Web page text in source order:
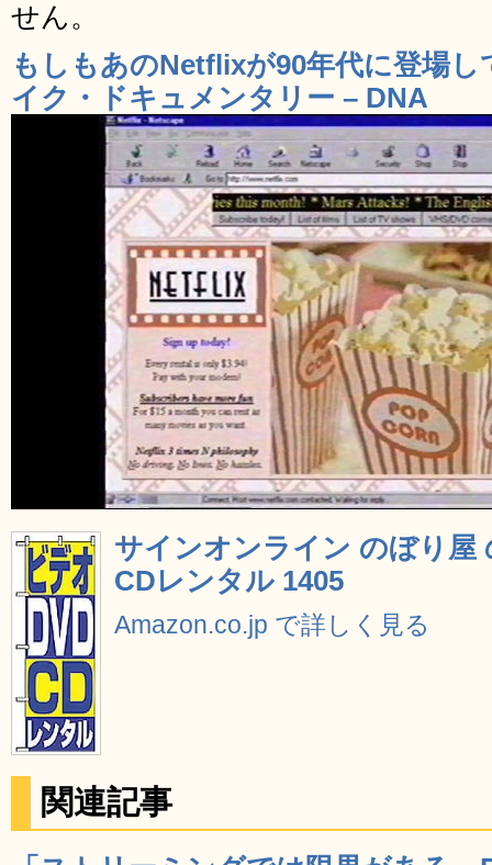
せん。
もしもあのNetflixが90年代に登場
イク・ドキュメンタリー – DNA
サインオンライン のぼり屋
CDレンタル 1405
Amazon.co.jp で詳しく見る
関連記事